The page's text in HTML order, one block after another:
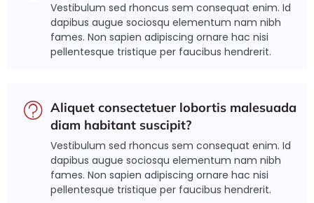
Vestibulum sed rhoncus sem consequat enim. Id
dapibus augue sociosqu elementum nam nibh
fames. Non sapien adipiscing ornare hac nisi
pellentesque tristique per faucibus hendrerit.
Aliquet consectetuer lobortis malesuada
diam habitant suscipit?
Vestibulum sed rhoncus sem consequat enim. Id
dapibus augue sociosqu elementum nam nibh
fames. Non sapien adipiscing ornare hac nisi
pellentesque tristique per faucibus hendrerit.